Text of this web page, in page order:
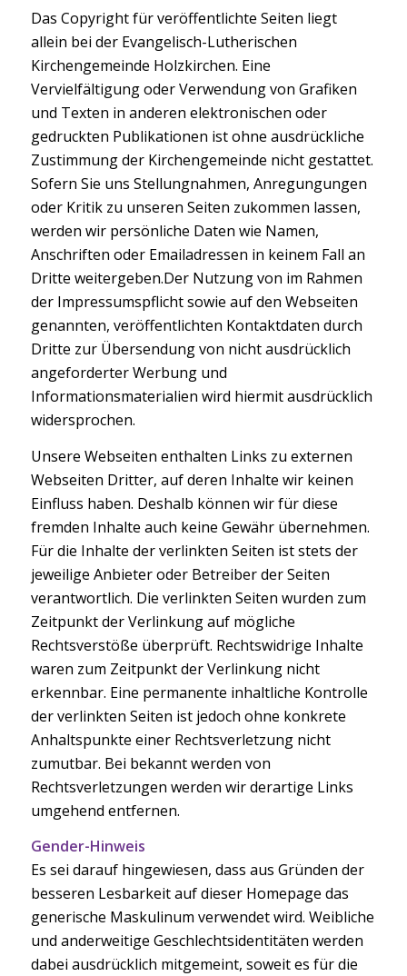
Das Copyright für veröffentlichte Seiten liegt
allein bei der Evangelisch-Lutherischen
Kirchengemeinde Holzkirchen. Eine
Vervielfältigung oder Verwendung von Grafiken
und Texten in anderen elektronischen oder
gedruckten Publikationen ist ohne ausdrückliche
Zustimmung der Kirchengemeinde nicht gestattet.
Sofern Sie uns Stellungnahmen, Anregungungen
oder Kritik zu unseren Seiten zukommen lassen,
werden wir persönliche Daten wie Namen,
Anschriften oder Emailadressen in keinem Fall an
Dritte weitergeben.Der Nutzung von im Rahmen
der Impressumspflicht sowie auf den Webseiten
genannten, veröffentlichten Kontaktdaten durch
Dritte zur Übersendung von nicht ausdrücklich
angeforderter Werbung und
Informationsmaterialien wird hiermit ausdrücklich
widersprochen.
Unsere Webseiten enthalten Links zu externen
Webseiten Dritter, auf deren Inhalte wir keinen
Einfluss haben. Deshalb können wir für diese
fremden Inhalte auch keine Gewähr übernehmen.
Für die Inhalte der verlinkten Seiten ist stets der
jeweilige Anbieter oder Betreiber der Seiten
verantwortlich. Die verlinkten Seiten wurden zum
Zeitpunkt der Verlinkung auf mögliche
Rechtsverstöße überprüft. Rechtswidrige Inhalte
waren zum Zeitpunkt der Verlinkung nicht
erkennbar. Eine permanente inhaltliche Kontrolle
der verlinkten Seiten ist jedoch ohne konkrete
Anhaltspunkte einer Rechtsverletzung nicht
zumutbar. Bei bekannt werden von
Rechtsverletzungen werden wir derartige Links
umgehend entfernen.
Gender-Hinweis
Es sei darauf hingewiesen, dass aus Gründen der
besseren Lesbarkeit auf dieser Homepage das
generische Maskulinum verwendet wird. Weibliche
und anderweitige Geschlechtsidentitäten werden
dabei ausdrücklich mitgemeint, soweit es für die